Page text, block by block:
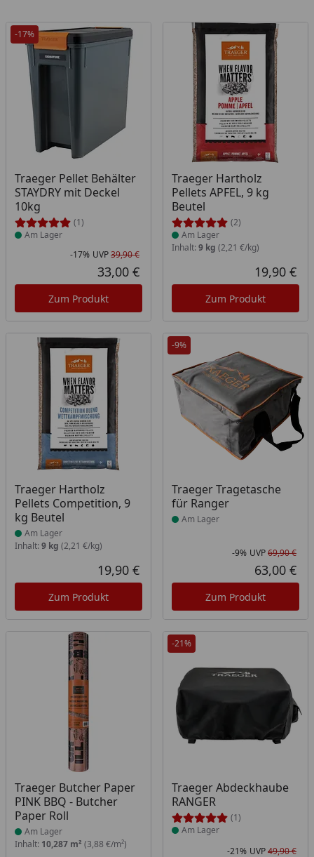
-17%
Traeger Pellet Behälter
STAYDRY mit Deckel
10kg
(1)
Produkt am Lager
Am Lager
Rabatt in Prozent
-17%
Ursprünglicher Preis
UVP39,90 €
Aktueller Preis
33,00 €
Zum Produkt
Traeger Hartholz
Pellets APFEL, 9 kg
Beutel
(2)
Produkt am Lager
Am Lager
Inhalt: 9 kg (2,21 €/kg)
19,90 €
Zum Produkt
Traeger Hartholz
Pellets Competition, 9
kg Beutel
Produkt am Lager
Am Lager
Inhalt: 9 kg (2,21 €/kg)
Aktueller Preis
19,90 €
Zum Produkt
-9%
Traeger Tragetasche
für Ranger
Produkt am Lager
Am Lager
-9% UVP69,90 €
63,00 €
Zum Produkt
Traeger Butcher Paper
PINK BBQ - Butcher
Paper Roll
Produkt am Lager
Am Lager
Inhalt: 10,287 m² (3,88 €/m²)
-21%
Traeger Abdeckhaube
RANGER
(1)
Produkt am Lager
Am Lager
-21% UVP49,90 €